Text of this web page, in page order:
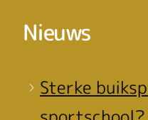
Nieuws
Sterke